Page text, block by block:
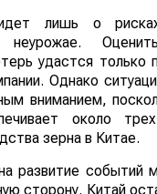
лишь о
неурожае.
удастся только
Однако
вниманием,
около
зерна в Китае.
развитие событий
сторону. Китай